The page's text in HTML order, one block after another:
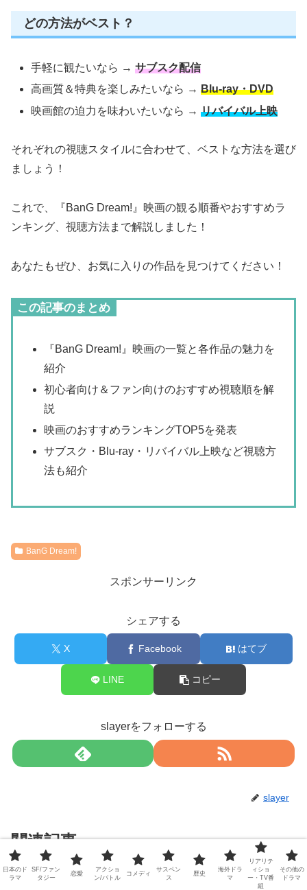
どの方法がベスト？
手軽に観たいなら →サブスク配信
高画質＆特典を楽しみたいなら →Blu-ray・DVD
映画館の迫力を味わいたいなら →リバイバル上映
それぞれの視聴スタイルに合わせて、ベストな方法を選び
ましょう！
これで、『BanG Dream!』映画の観る順番やおすすめラ
ンキング、視聴方法まで解説しました！
あなたもぜひ、お気に入りの作品を見つけてください！
この記事のまとめ
『BanG Dream!』映画の一覧と各作品の魅力を
紹介
初心者向け＆ファン向けのおすすめ視聴順を解
説
映画のおすすめランキングTOP5を発表
サブスク・Blu-ray・リバイバル上映など視聴方
法も紹介
BanG Dream!
スポンサーリンク
シェアする
X Facebook はてブ
LINE コピー
slayerをフォローする
slayer
関連記事
BanG Dream! 『BanG Dream! It’s MyGO!!!!!』2
日本のド
ラマ
SF/ファン
タジー
恋愛
アクショ
ン/バトル
コメディ
サスペン
ス
歴史
海外ドラ
マ
リアリテ
ィショ
ー・TV番
組
その他の
ドラマ